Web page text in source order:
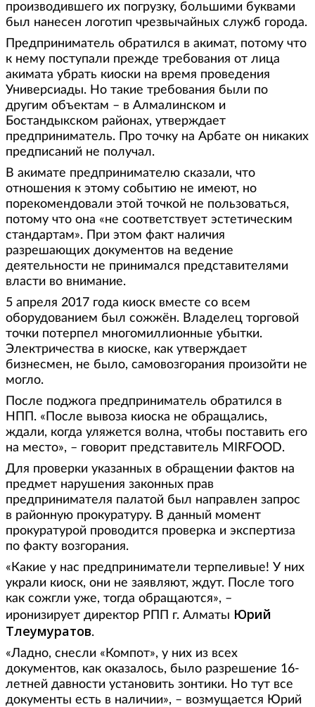
производившего их погрузку, большими буквами
был нанесен логотип чрезвычайных служб города.
Предприниматель обратился в акимат, потому что
к нему поступали прежде требования от лица
акимата убрать киоски на время проведения
Универсиады. Но такие требования были по
другим объектам – в Алмалинском и
Бостандыкском районах, утверждает
предприниматель. Про точку на Арбате он никаких
предписаний не получал.
В акимате предпринимателю сказали, что
отношения к этому событию не имеют, но
порекомендовали этой точкой не пользоваться,
потому что она «не соответствует эстетическим
стандартам». При этом факт наличия
разрешающих документов на ведение
деятельности не принимался представителями
власти во внимание.
5 апреля 2017 года киоск вместе со всем
оборудованием был сожжён. Владелец торговой
точки потерпел многомиллионные убытки.
Электричества в киоске, как утверждает
бизнесмен, не было, самовозгорания произойти не
могло.
После поджога предприниматель обратился в
НПП. «После вывоза киоска не обращались,
ждали, когда уляжется волна, чтобы поставить его
на место», – говорит представитель MIRFOOD.
Для проверки указанных в обращении фактов на
предмет нарушения законных прав
предпринимателя палатой был направлен запрос
в районную прокуратуру. В данный момент
прокуратурой проводится проверка и экспертиза
по факту возгорания.
«Какие у нас предприниматели терпеливые! У них
украли киоск, они не заявляют, ждут. После того
как сожгли уже, тогда обращаются», –
иронизирует директор РПП г. Алматы Юрий
Тлеумуратов.
«Ладно, снесли «Компот», у них из всех
документов, как оказалось, было разрешение 16-
летней давности установить зонтики. Но тут все
документы есть в наличии», – возмущается Юрий